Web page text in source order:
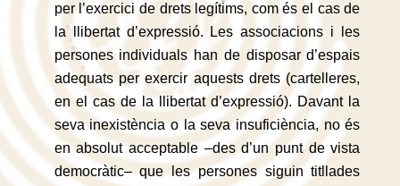
per l’exercici de drets legítims, com és el cas de
la llibertat d’expressió. Les associacions i les
persones individuals han de disposar d’espais
adequats per exercir aquests drets (cartelleres,
en el cas de la llibertat d’expressió). Davant la
seva inexistència o la seva insuficiència, no és
en absolut acceptable –des d’un punt de vista
democràtic– que les persones siguin titllades